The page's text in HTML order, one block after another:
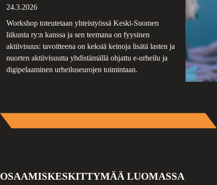
24.3.2026
Workshop toteutetaan yhteistyössä Keski-Suomen
liikunta ry:n kanssa ja sen teemana on fyysinen
aktiivisuus: tavoitteena on keksiä keinoja lisätä lasten ja
nuorten aktiivisuutta yhdistämällä ohjattu e-urheilu ja
digipelaaminen urheiluseurojen toimintaan.
OSAAMISKESKITTYMÄÄ LUOMASSA